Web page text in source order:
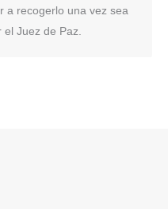
a recogerlo una vez sea
Juez de Paz.